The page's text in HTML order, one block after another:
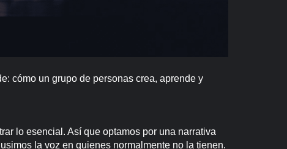
cómo un grupo de personas crea, aprende y
lo esencial. Así que optamos por una narrativa
la voz en quienes normalmente no la tienen.